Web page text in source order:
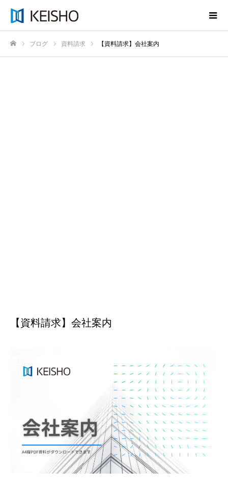
ブログ 資料請求 【資料請求】会社案内
【資料請求】会社案内